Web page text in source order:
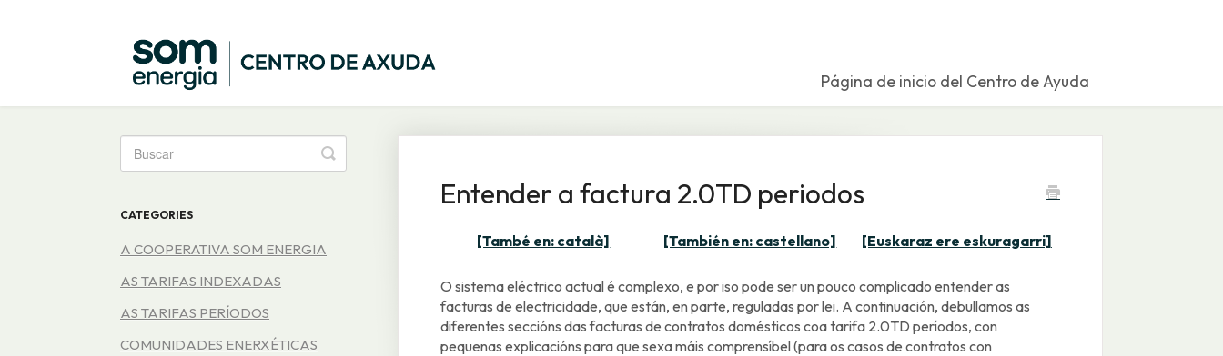
Página de inicio del Centro de Ayuda
Entender a factura 2.0TD periodos
[També en: català] [También en: castellano] [Euskaraz ere eskuragarri]
O sistema eléctrico actual é complexo, e por iso pode ser un pouco complicado entender as
facturas de electricidade, que están, en parte, reguladas por lei. A continuación, debullamos as
diferentes seccións das facturas de contratos domésticos coa tarifa 2.0TD períodos, con
pequenas explicacións para que sexa máis comprensíbel (para os casos de contratos con
Toggle
Search
CATEGORIES
A COOPERATIVA SOM ENERGIA
AS TARIFAS INDEXADAS
AS TARIFAS PERÍODOS
COMUNIDADES ENERXÉTICAS